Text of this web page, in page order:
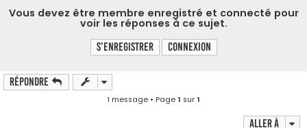
Vous devez être membre enregistré et connecté pour
voir les réponses à ce sujet.
S’enregistrer Connexion
Répondre
1 message • Page1 sur1
Aller à